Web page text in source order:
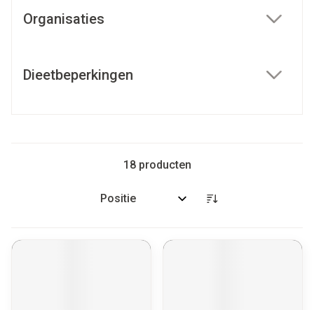
Organisaties
Dieetbeperkingen
18producten
Sorteer op: